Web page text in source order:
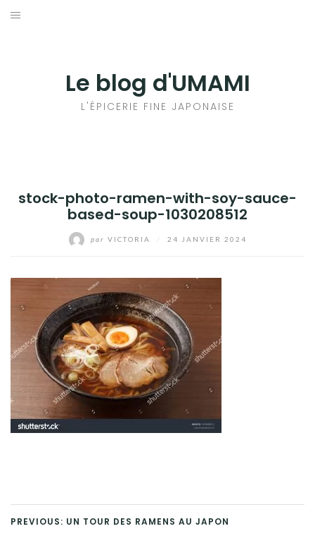
Aller
Le blog d'UMAMI
L'ÉPICERIE FINE JAPONAISE
stock-photo-ramen-with-soy-sauce-
based-soup-1030208512
par VICTORIA 24 JANVIER 2024
PREVIOUS: UN TOUR DES RAMENS AU JAPON